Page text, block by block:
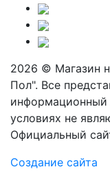
2026 © Магазин
Пол". Все
информационный
условиях не
Официальный
Создание сайта